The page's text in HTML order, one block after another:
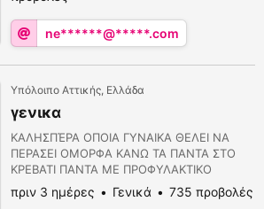
ne******@*****.com
Υπόλοιπο Αττικής, Ελλάδα
γενικα
ΚΑΛΗΣΠΈΡΑ ΟΠΟΙΑ ΓΥΝΑΙΚΑ ΘΕΛΕΙ ΝΑ
ΠΕΡΑΣΕΙ ΟΜΟΡΦΑ ΚΑΝΩ ΤΑ ΠΑΝΤΑ ΣΤΟ
ΚΡΕΒΑΤΙ ΠΑΝΤΑ ΜΕ ΠΡΟΦΥΛΑΚΤΙΚΟ
ΞΕΚΙΝΑΩ ΑΠΟ ΤΗΣ 6 ΤΟ ΠΡΩΗ ΜΕΡΧΗ ΤΗΣ
12 ΤΟ ΒΡΑΔΥ ΚΑΝΩ ΕΠΊΣΚΕΨΗ ΣΤΑ ΠΑΤΙΣΙΑ
πριν 3 ημέρες Γενικά 735 προβολές